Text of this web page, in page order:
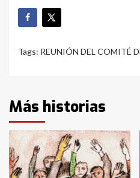
Tags: REUNIÓN DEL COMITÉ
Más historias